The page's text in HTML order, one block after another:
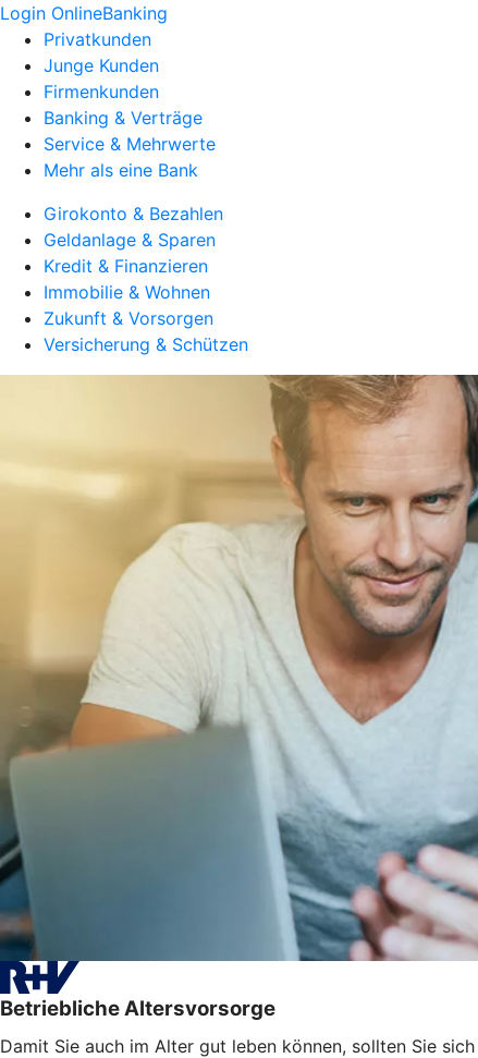
Login OnlineBanking
Privatkunden
Junge Kunden
Firmenkunden
Banking & Verträge
Service & Mehrwerte
Mehr als eine Bank
Girokonto & Bezahlen
Geldanlage & Sparen
Kredit & Finanzieren
Immobilie & Wohnen
Zukunft & Vorsorgen
Versicherung & Schützen
Betriebliche Altersvorsorge
Damit Sie auch im Alter gut leben können, sollten Sie